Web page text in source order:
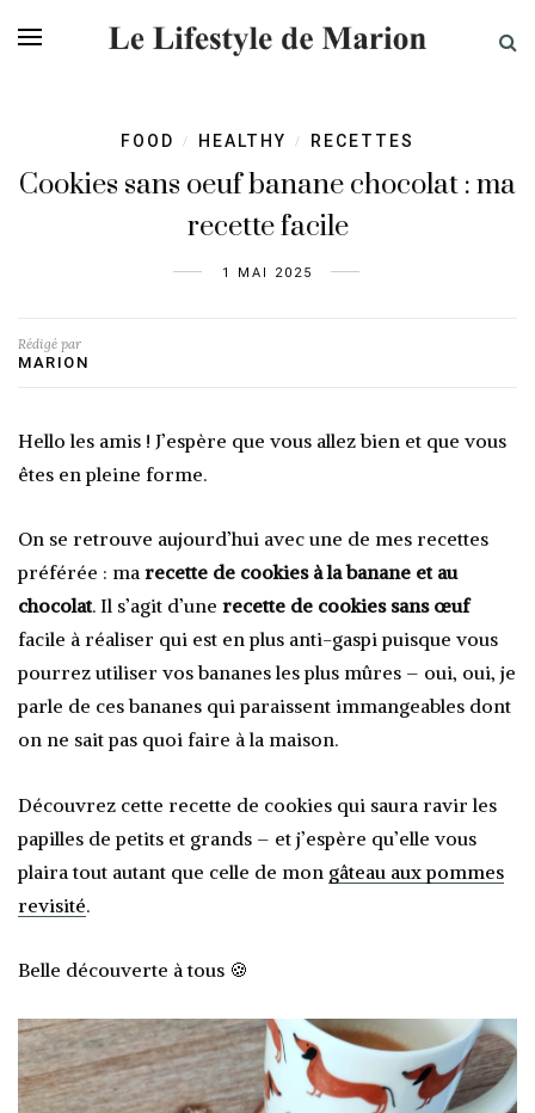
FOOD / HEALTHY / RECETTES
Cookies sans oeuf banane chocolat : ma
recette facile
1 MAI 2025
Rédigé par
MARION
Hello les amis ! J’espère que vous allez bien et que vous
êtes en pleine forme.
On se retrouve aujourd’hui avec une de mes recettes
préférée : ma recette de cookies à la banane et au
chocolat. Il s’agit d’une recette de cookies sans œuf
facile à réaliser qui est en plus anti-gaspi puisque vous
pourrez utiliser vos bananes les plus mûres – oui, oui, je
parle de ces bananes qui paraissent immangeables dont
on ne sait pas quoi faire à la maison.
Découvrez cette recette de cookies qui saura ravir les
papilles de petits et grands – et j’espère qu’elle vous
plaira tout autant que celle de mon gâteau aux pommes
revisité.
Belle découverte à tous 🍪